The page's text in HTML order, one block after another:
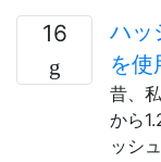
16
ハッ
を使
昔、
から
ッシ